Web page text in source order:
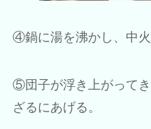
④鍋に湯を沸かし、中
⑤団子が浮き上がってき
ざるにあげる。